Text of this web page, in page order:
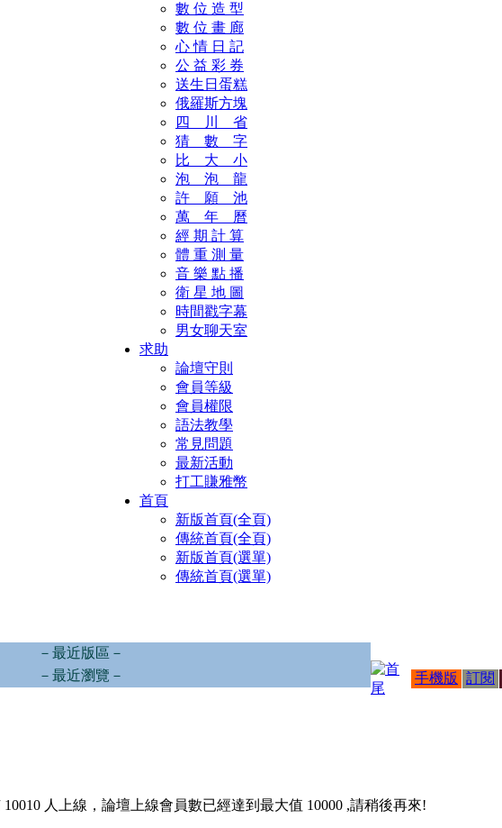
數 位 造 型
數 位 畫 廊
心 情 日 記
公 益 彩 券
送生日蛋糕
俄羅斯方塊
四 川 省
猜 數 字
比 大 小
泡 泡 龍
許 願 池
萬 年 曆
經 期 計 算
體 重 測 量
音 樂 點 播
衛 星 地 圖
時間戳字幕
男女聊天室
求助
論壇守則
會員等級
會員權限
語法教學
常見問題
最新活動
打工賺雅幣
首頁
新版首頁(全頁)
傳統首頁(全頁)
新版首頁(選單)
傳統首頁(選單)
－最近版區－
－最近瀏覽－
手機版 訂閱
人上線，論壇上線會員數已經達到最大值 10000 ,請稍後再來!